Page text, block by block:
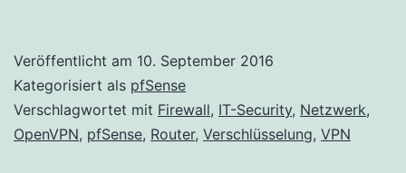
Veröffentlicht am 10. September 2016
Kategorisiert als pfSense
Verschlagwortet mit Firewall, IT-Security, Netzwerk,
OpenVPN, pfSense, Router, Verschlüsselung, VPN